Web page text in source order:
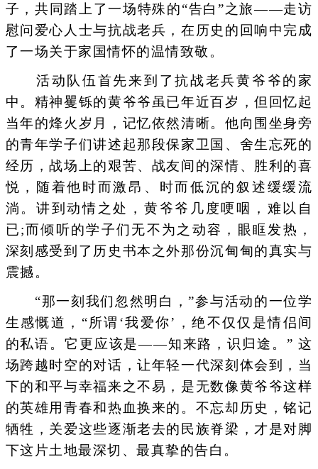
子，共同踏上了一场特殊的“告白”之旅——走访
慰问爱心人士与抗战老兵，在历史的回响中完成
了一场关于家国情怀的温情致敬。
活动队伍首先来到了抗战老兵黄爷爷的家
中。精神矍铄的黄爷爷虽已年近百岁，但回忆起
当年的烽火岁月，记忆依然清晰。他向围坐身旁
的青年学子们讲述起那段保家卫国、舍生忘死的
经历，战场上的艰苦、战友间的深情、胜利的喜
悦，随着他时而激昂、时而低沉的叙述缓缓流
淌。讲到动情之处，黄爷爷几度哽咽，难以自
已;而倾听的学子们无不为之动容，眼眶发热，
深刻感受到了历史书本之外那份沉甸甸的真实与
震撼。
“那一刻我们忽然明白，”参与活动的一位学
生感慨道，“所谓‘我爱你’，绝不仅仅是情侣间
的私语。它更应该是——知来路，识归途。” 这
场跨越时空的对话，让年轻一代深刻体会到，当
下的和平与幸福来之不易，是无数像黄爷爷这样
的英雄用青春和热血换来的。不忘却历史，铭记
牺牲，关爱这些逐渐老去的民族脊梁，才是对脚
下这片土地最深切、最真挚的告白。